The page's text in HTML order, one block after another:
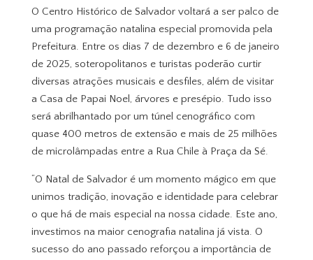
O Centro Histórico de Salvador voltará a ser palco de
uma programação natalina especial promovida pela
Prefeitura. Entre os dias 7 de dezembro e 6 de janeiro
de 2025, soteropolitanos e turistas poderão curtir
diversas atrações musicais e desfiles, além de visitar
a Casa de Papai Noel, árvores e presépio. Tudo isso
será abrilhantado por um túnel cenográfico com
quase 400 metros de extensão e mais de 25 milhões
de microlâmpadas entre a Rua Chile à Praça da Sé.
“O Natal de Salvador é um momento mágico em que
unimos tradição, inovação e identidade para celebrar
o que há de mais especial na nossa cidade. Este ano,
investimos na maior cenografia natalina já vista. O
sucesso do ano passado reforçou a importância de